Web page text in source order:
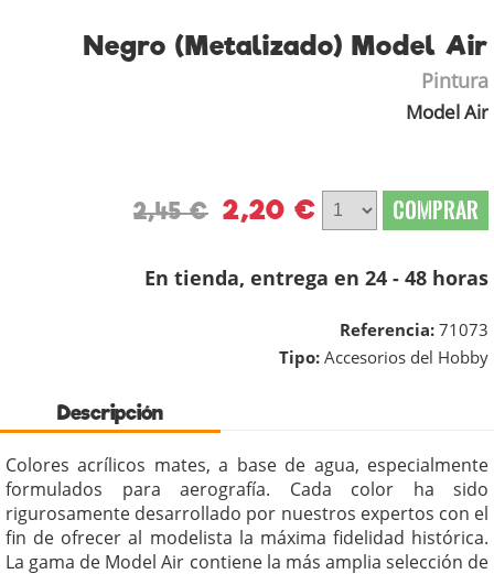
Negro (Metalizado) Model Air
Pintura
Model Air
2,45 € 2,20 € COMPRAR
En tienda, entrega en 24 - 48 horas
Referencia: 71073
Tipo: Accesorios del Hobby
Descripción
Colores acrílicos mates, a base de agua, especialmente
formulados para aerografía. Cada color ha sido
rigurosamente desarrollado por nuestros expertos con el
fin de ofrecer al modelista la máxima fidelidad histórica.
La gama de Model Air contiene la más amplia selección de